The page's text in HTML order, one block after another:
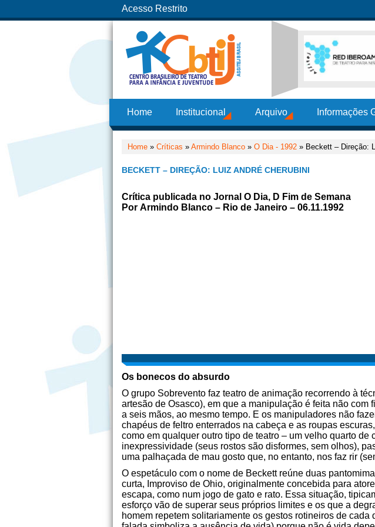
Acesso Restrito
Home Institucional Arquivo Informações
Home » Críticas » Armindo Blanco » O Dia - 1992 » Beckett – Direção:
BECKETT – DIREÇÃO: LUIZ ANDRÉ CHERUBINI
Crítica publicada no Jornal O Dia, D Fim de Semana
Por Armindo Blanco – Rio de Janeiro – 06.11.1992
Os bonecos do absurdo
O grupo Sobrevento faz teatro de animação recorrendo à
artesão de Osasco), em que a manipulação é feita não
a seis mãos, ao mesmo tempo. E os manipuladores não
chapéus de feltro enterrados na cabeça e as roupas
como em qualquer outro tipo de teatro – um velho quarto
inexpressividade (seus rostos são disformes, sem olhos),
uma palhaçada de mau gosto que, no entanto, nos faz rir
O espetáculo com o nome de Beckett reúne duas
curta, Improviso de Ohio, originalmente concebida para
escapa, como num jogo de gato e rato. Essa situação,
esforço vão de superar seus próprios limites e os que a
homem repetem solitariamente os gestos rotineiros de